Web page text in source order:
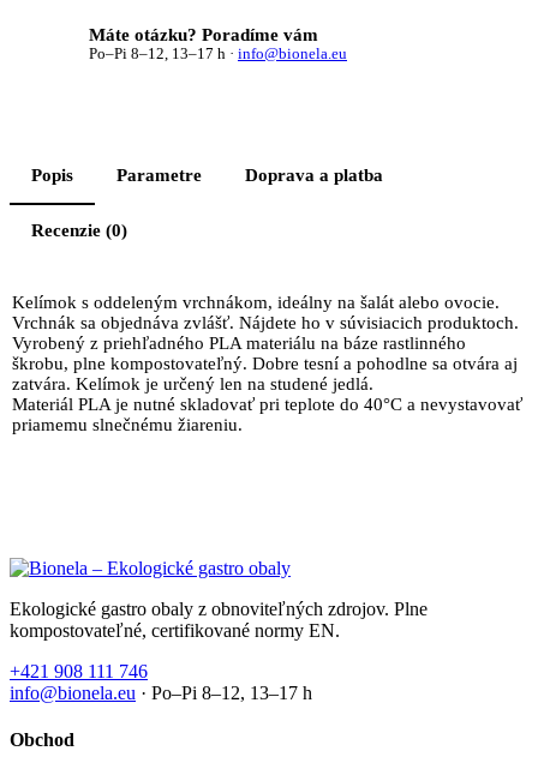
Máte otázku? Poradíme vám
Po–Pi 8–12, 13–17 h · info@bionela.eu
Popis Parametre Doprava a platba
Recenzie (0)
Kelímok s oddeleným vrchnákom, ideálny na šalát alebo ovocie.
Vrchnák sa objednáva zvlášť. Nájdete ho v súvisiacich produktoch.
Vyrobený z priehľadného PLA materiálu na báze rastlinného
škrobu, plne kompostovateľný. Dobre tesní a pohodlne sa otvára aj
zatvára. Kelímok je určený len na studené jedlá.
Materiál PLA je nutné skladovať pri teplote do 40°C a nevystavovať
priamemu slnečnému žiareniu.
Ekologické gastro obaly z obnoviteľných zdrojov. Plne
kompostovateľné, certifikované normy EN.
+421 908 111 746
info@bionela.eu · Po–Pi 8–12, 13–17 h
Obchod